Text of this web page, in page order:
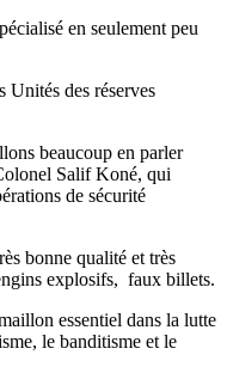
en seulement peu
Unités des réserves
beaucoup en parler
Salif Koné, qui
de sécurité
bonne qualité et très
explosifs, faux billets.
essentiel dans la lutte
le banditisme et le